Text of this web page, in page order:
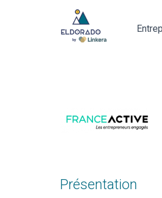
Présentation